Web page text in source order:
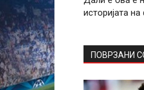
историјата
ПОВРЗАНИ